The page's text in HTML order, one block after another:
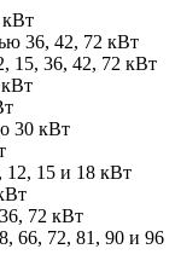
36, 42, 72 кВт
36, 42, 72 кВт
30 кВт
15 и 18 кВт
72 кВт
66, 72, 81, 90 и 96